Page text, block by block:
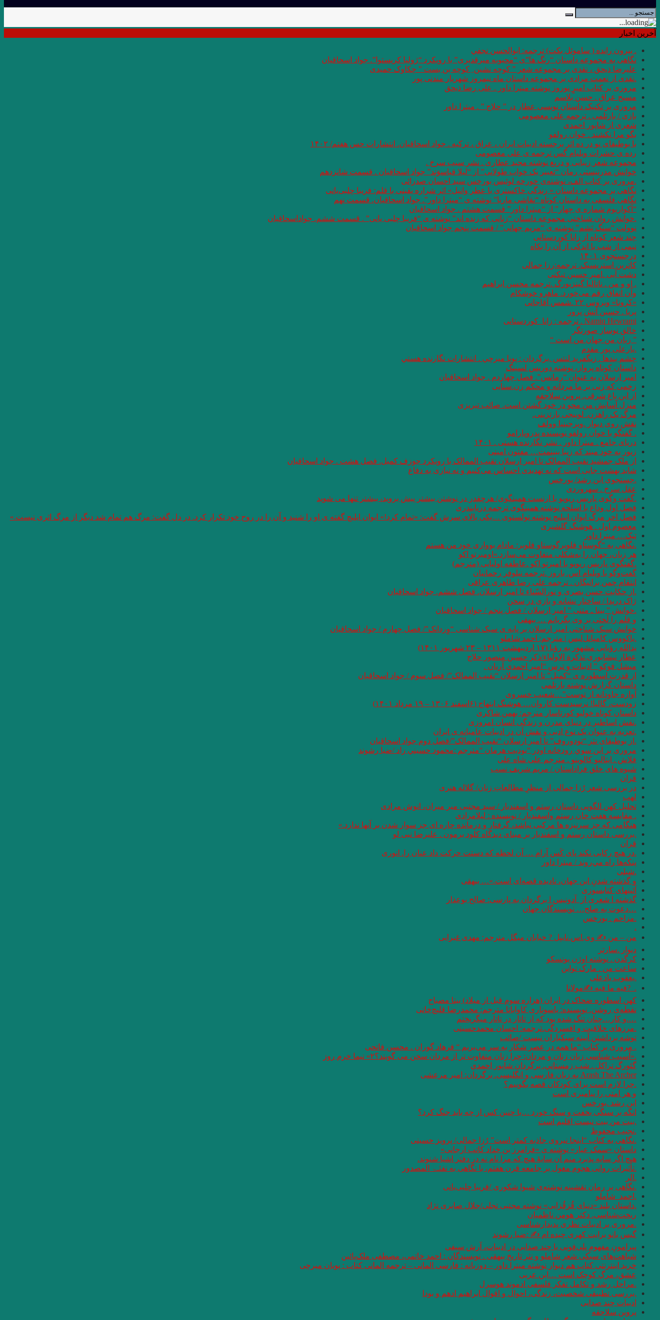
آخرین اخبار
. بيرون رانده ( ساموئل بكت) ترجمه: ابوالحسن نجفي
نگاهی به مجموعه داستان “رنگ ها”ی “محبوبه میرقدیری” با رویکرد “ژولیا کریستوا”. جواد اسحاقیان
علیرضا ذیحق ، نقدی بر مجموعه شعر ” کوچه نشین ِ کوچه بن بست ” چکاوک حمیدی
.نقدی از نعمت مرادی بر مجموعه داستان ماه نیمروز شهریار مندنی پور
مروری بر کتاب امیرِِِ نوروز نوشته میترا داور . علی رضا ذیحق
مسیح عراق . حسن بلاسم
مروری بر تکنیک داستان نویسی عطار در ” حلاج ” . میترا داور
بازی / بارتلمی . ترجمه علی معصومی
شعری از شاپور احمدی
بگو مرا نکشند . خوان رولفو
با بوطیقای نو در ده اثر برجسته ادبیات ایران ، عراق ، ترکیه . جواد اسحاقیان. انتشارات حس هفتم/ ۱۴۰۲
رده ى حشرات ویلیام گس ترجمه ی علی معصومی
مجموعه شعر زیبایی و دریغ نوشته مجید عطاری . نشر سیب سرخ .
خوانش مدرنیستی رمان “تعبیر یک خواب طولانی” از “لیلا قیاسوَند” جواد اسحاقیان . قسمت شانزدهم
.مروری بر کتاب الف، نوشته‌ی خورخه لوئیس بورخس سید احسان صدرائی
نگاهی بر مجموعه داستان « زندگی خاکستری با عطر وانیل» اثر شراره یقینی با قلم: فریبا چلبی‌یانی
نگاهی فلسفی به داستان کوتاه “نقاشی ماریا” نوشته ی “میترا داور”. جواد اسحاقیان. قسمت نهم
“آکواریوم شماره ی چهار” از “میترا داور” قسمت هشتم . جواد اسحاقیان
.خوانش روان شناختی مجموعه داستان “زنانی که زنده اند” نوشته ی “فریبا چلبی یانی” . قسمت ششم. جواداسحاقیان
نوولت “سنگ یَشم” نوشته ی “مریم جهانی” / قسمت پنجم جواد اسحاقیان
چند شعر کوتاه از زانا کوردستانی
نيمى از شب يا اندكى از آن را بكاه
درجستجوی ۱۴۰۱
کاترین استریسیک. ترجمه:رزا جمالی
دشت آبی .امیر حسین تیکنی
. او و من . ناتالیا گینزبورگ .ترجمه محسن ابراهیم
وآن اتفاق رقم می‌خورد. ماهرو خوشکام
«کرونا» ویروس ۲۲ .شمس آقاجانی
پریا . حسین آتش پرور
Namiq Hewrami . ترجمه : زانا_کوردستانی
خالق نوساز صورتگر
” زبان من جهان من است “
.یارعلی پور مقدم
چشم بندها . زیگفرید لنتس .برگردان : پويا ميرچي . انتشارات نگارنده هستي
داستان کوتاه پرواز، نوشته دوریس لسینگ
امیر ارسلان به عنوان “رمانس”. فصل چهاردم . جواد اسحاقیان
زخمی که زنی بر ما مردانه و محکم زن.سنایی
از این باغ شرقی. پروین سلاجقه
منزل آسایش من محو در خود گشتن است. صائب تبریزی
مرگ یک راهزن. لوییجی بارتزینی.
نقش روی دیوار .ویرجینیا وولف
. گفتگو با خوان رولفو نویسنده پدروپارامو
دریای جامع . میترا داور . نشر نگارنده هستی . ۱۴۰۱
زیور به خود مبند که زیبا ببینمت… مفتون امینی
از ملک جمشید نقیب الممالک تا امیر ارسلان نقیب الممالک با رویکرد جوزف کمبل. فصل هشت . جواد اسحاقیان
شاید بهشت جایی است که نه تهدیدی احساس می‌کنیم و نه نیازی به دفاع
.جستجوی ابن رشد/ بورخس
عقل سرخ . سهروردی
.گفت وگوی پاریس ریویو با ارنست همینگوی/ هرچقدر در نوشتن بیشتر پیش بروید، بیشتر تنها می شوید
فصل اول وداع با اسلحه نوشته همینگوی ترجمه دریابندری
فصل اخر مرگ ایوان اییلیج نوشته تولستوی …یکی بالای سرش گفت: «تمام کرد!» ایوان ایلیچ گفته ی او را شنید و آن را در روح خود تکرار کرد. در دل گفت: مرگ هم تمام شد دیگر از مرگ اثری نیست.»
معصوم اول . هوشنگ گلشیری
تیک… میترا داور
.نگاهی به “گوستاو فلوبرگوستاو فلوبر: مادام بوواری خود من هستم
هر زبان، جهان را به‌شکلی متفاوت می‌سازد.»اومبرتو اکو
.گفتگوی پاریس ریویو با امبرتو اکو .عاطفه اولیایی (مترجم)
گفت‌وگو با ویلیام اس. باروز .ترجمه نیلوفر رحمانیان
انتقام چمن براتیگان . ترجمه علی رضا طاهری عراقی
.از حکایت حسن بصری و نورالسّناء تا امیر ارسلان. فصل ششم. جواد اسحاقیان
ژاک دریدا / ساختار نشانه و بازی در سخن
.خوانش ” بینا ـ متنی ” امیر ارسلان / فصل پنجم / جواد اسحاقیان
و قلم را لَختی بر وی بگریانم … بیهقی
خوانش سبک شناختی امیر ارسلان بر پایه ی سبک شناسی “وِردانک”/ فصل چهارم / جواد اسحاقیان
.یاکووس کامپانل‌لیس | مترجم: ‌احمد شاملو
یدالله رؤیایی مشهور به رؤیا (۱۷ اردیبهشت ۱۳۱۱ – ۲۳ شهریور ۱۴۰۱)
عطار نیشابوری.تذکرة الاولیاء/ذکر حسین منصور حلاج
میشل فوکو ” ادبیات و ترس “امیر احمدی آریان .
از قدرت اسطوره ی “کمبل” تا امیر ارسلان “نقیب الممالک”/ فصل سوم / جواد اسحاقیان
داستان گزارش نوشته بارتلمی
آوازه جاودانه از توست”…شعیب خسروی
زودست، گالیا! نرسیدست کاروان… هوشنگ ابتهاج (۶اسفند ۱۳۰۶ – ۱۹ مرداد ۱۴۰۱)
داستان کوتاه خولیو کورتاسار مترجم: بهمن شاکری
.نقش اساطیر در دنیای مدرن و زندگی انسان امروزی
.تعزیه به عنوان یک نوع ادبی و نقش آن در ادبیات عامیانه ی ایران
.از بوطیقای نثر “تودوروف” تا امیر ارسلان “نقیب الممالک”/فصل دوم جواد اسحاقیان
مروری بر اين سوي رودخانه اودر “يوديت هرمان “مترجم :محمود حسيني زاد /ضيا رشوند
فلاش . ایتالیو کالوینو . مترجم علی شاه علی
شیوه های خلق فراداستان / مریم شریف نسب
قران
در بررسی شعر رُزا جمالی از منظرِ مطالعاتِ زنان/ گلاله هنری
لهب
تحلیل کهن الگویی داستان رستم و اسفندیار / سید مجتبی میر میران، انوش مرادی
. مقایسه هفت ‌خان رستم واسفندیار / نویسنده : لیلامرادی
هنگامی که جز سرنیزه ها مرکبی نباشد، گرفتار و درمانده چاره ای جز سوار شدن بر آنها ندارد.»
.بررسی داستان رستم و اسفندیار بر مبنای دیدگاه کلود برمون . علیرضا نبی لو
قران
.در هیچ رکابی نکند پای کَس آرام … آن لحظه که دستت حرکت داد عنان را. انوری
پنكه‌ها راه مي‌روند / میترا داور
.شبلی
و گذشته شدنِ این جهان، نادیده قصه‌ای است.»… بیهقی
آئینهای كتابسوزی
گذشته ا شعری از آدونیس ا برگردان به پارسی: صالح بوعذار
…دعوت به صلح… نویسندگان جهان
.مزاحم . بورخس
.
من – من ✍ وی.اس.نایپل ? خیابان میگل مترجم: مهدی غبرایی
دیوار .سارتر
کرگدن . نوشته اوژن یونسکو
ساعت من . مارک تواین
.یعقوب یادعلی
. ‏ ?فیه ما فیه ✍مولانا
کهن اسطوره ضحاک در ایران (هزاره سوم قبل از میلاد) بیتا مصباح
نقطه‌ی روشن. نویسنده: یاسوناری کاواباتا مترجم: محمد‌رضا قلیچ‌خانی
….و كار…چنان تنگ شده بود كه از تاتار در تاتار ميگريختم
.مرزهای خلاقیت و افسردگی.ترجمه: احسان محمدحسینی
توشه برداشتن آیینه سبکباران نیست /صائب
. مروری بر کتاب “ما همه در عصر شکار به سر می‌بریم “‌ فرهاد گوران . محسن فاتحی
.«آسیب شناسی زبان زنان و مردان: چرا زنان متفاوت تر از مردان سخن می گویند؟۲» نیما خرم روز
گئورگ تراكل . شب زمستاني. برگردان شاپور احمدي
Arash The Archer به زبان فارسی و انگلیسی. برگردان: امیر مرعشی
.چرا لازم است برای کودکان قصه بگوییم؟
و هر امتى را پيامبرى است
ابن رشد .بورخس
انگه بر سنگی بخفت و سنگ خورد …با چنین کس از چه باید جنگ کرد؟
.بیت من بیت نیست اقلیم است
.نجیب محفوظ
.نگاهی به کتاب “اینجا نیروی جاذبه کمتر است” رُزا جمالی/ پرویز حسینی
داستان «سمک عیار» نوشته ی «فرامرز بن خداد کاتب ارجانی»
هیچ اگر سایه پذیرد منم آن سایهٔ هیچ که مرا نام نه در دفتر اشیا شنوند.
.تأثیرات روانی هجوم مغول بر جامعه قرن هفتم، با نگاهی به نفثـۃ المصدور
.الر
.نگاهی بر رمان نقشینه نوشته‌ی شیوا شکوری /فریبا چلبی‌یانی
.احمد_شاملو
.داستان بلند «دنیای قُزقُزایی» نوشته مجتبی تجلی/جلال صابری نژاد
ریخت‌شناسی. دکتر هومن ناظمیان
.مروری بر ادبیات نظری پدیدارشناسی
گیس بانو برایت کهری چیده ام ✍ :ضیا رشوند
پیرامونِ مفهومِ پلی‌فونی یا چند صدایی در ادبیات، آرش سیفی
شباهت‌های سبکی شعر شاملو و نثر تاریخ بیهقی . نویسندگان : احمد خاتمی، مصطفی ملک‌پائین
خرید اینترنتی کتاب هم دیوار نوشته میترا داور – دوزبانه : فارسی المانی – ترجمه المانی کتاب : پویان میرچی
عشق، مرگِ کوچک است …ابن عربی
.مراحل رشد و تکامل تفکر فلسفی ادموند هوسرل
.بررسی تطبیقی شخصیت، زندگی، احوال و اقوال ابراهیم ادهم و بودا
ادبیات چند صدایی
پروین سلاجقه